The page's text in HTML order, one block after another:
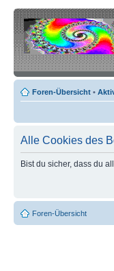
Foren-Übersicht •
Alle Cookies des
Bist du sicher, dass du
Foren-Übersicht